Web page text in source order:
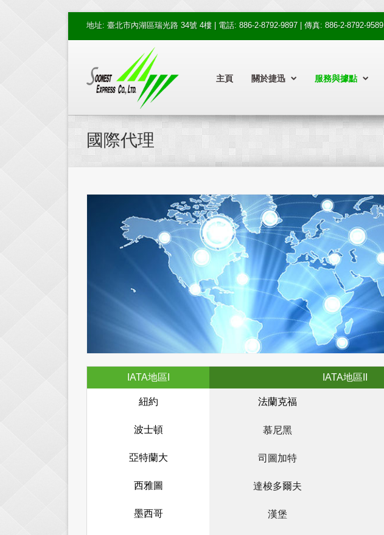
地址: 臺北市內湖區瑞光路 34號 4樓 | 電話: 886-2-8792-9897 | 傳真: 886-2-8792-9589
主頁 關於捷迅 服務與據點
國際代理
IATA地區I IATA地區II
紐約 法蘭克福
波士頓 慕尼黑
亞特蘭大 司圖加特
西雅圖 達梭多爾夫
墨西哥 漢堡